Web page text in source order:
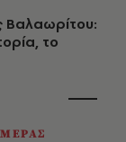
Βαλαωρίτου:
το